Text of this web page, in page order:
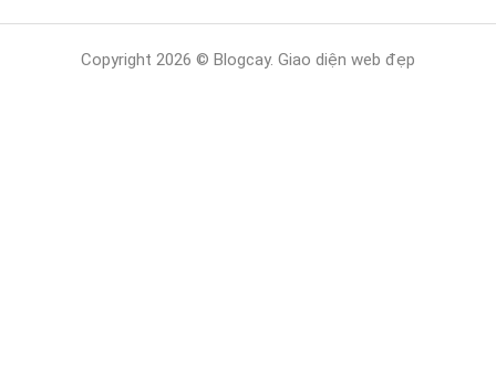
Copyright 2026 © Blogcay. Giao diện web đẹp